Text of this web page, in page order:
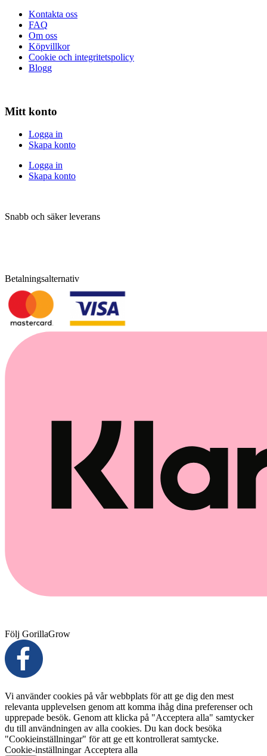
Kontakta oss
FAQ
Om oss
Köpvillkor
Cookie och integritetspolicy
Blogg
Mitt konto
Logga in
Skapa konto
Logga in
Skapa konto
Snabb och säker leverans
Betalningsalternativ
Följ GorillaGrow
Vi använder cookies på vår webbplats för att ge dig den mest
relevanta upplevelsen genom att komma ihåg dina preferenser och
upprepade besök. Genom att klicka på "Acceptera alla" samtycker
du till användningen av alla cookies. Du kan dock besöka
"Cookieinställningar" för att ge ett kontrollerat samtycke.
Cookie-inställningar Acceptera alla